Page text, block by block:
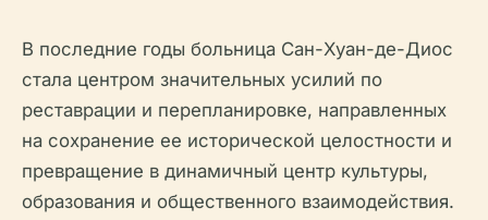
В последние годы больница Сан-Хуан-де-Диос
стала центром значительных усилий по
реставрации и перепланировке, направленных
на сохранение ее исторической целостности и
превращение в динамичный центр культуры,
образования и общественного взаимодействия.